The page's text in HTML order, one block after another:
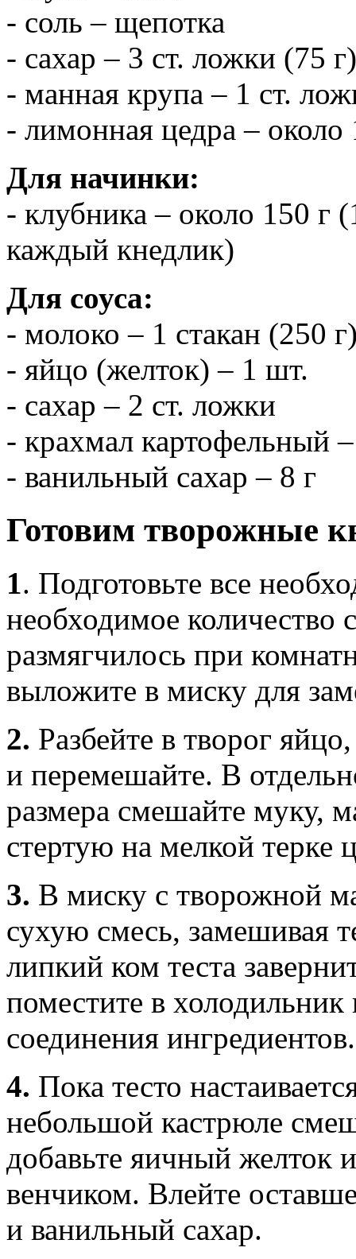
- соль – щепотка
- сахар – 3 ст. ложки (75 г)
- манная крупа – 1 ст.
- лимонная цедра – около
Для начинки:
- клубника – около 150 г
каждый кнедлик)
Для соуса:
- молоко – 1 стакан (250
- яйцо (желток) – 1 шт.
- сахар – 2 ст. ложки
- крахмал картофельный
- ванильный сахар – 8 г
Готовим творожные
1. Подготовьте все
необходимое количество
размягчилось при
выложите в миску для
2. Разбейте в творог
и перемешайте. В
размера смешайте муку,
стертую на мелкой терке
3. В миску с творожной
сухую смесь, замешивая
липкий ком теста
поместите в
соединения ингредиентов.
4. Пока тесто
небольшой кастрюле
добавьте яичный желток
венчиком. Влейте
и ванильный сахар.